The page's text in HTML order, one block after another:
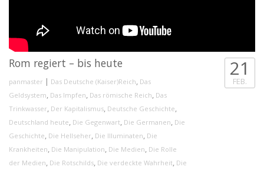
exercitationem
ut aliquid ex ea
Quis autem vel eum iure reprehenderit qui in ea
dolorem eum fugiat quo voluptas nulla pariatur.
Henry Kingston
Apple Inc.
Rom regiert – bis heute
panmaster | Das Deutsche (Kaiser)Reich, Das
Geldsystem, Das Impfen, Das römische Reich, Das
Trinkwasser, Der Kapitalismus, Deutsche Geschichte,
Deutschland heute, Die Gegenwart, Die Germanen, Die
Geschichte, Die Hellseher, Die Illuminaten, Die
Krankheiten, Die Manipulation, Die Medien, Die Rolle
der Medien, Die Rotschilds, Die verdeckte Wahrheit, Die
21
FEB.